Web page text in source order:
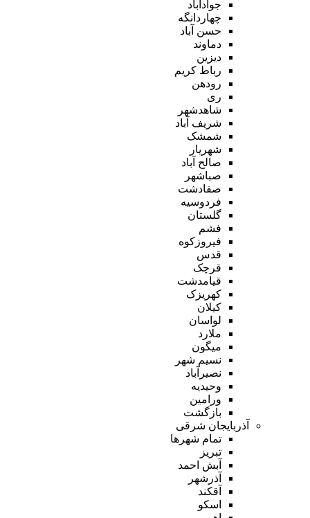
جوادآباد
چهاردانگه
حسن آباد
دماوند
دیزین
رباط کریم
رودهن
ری
شاهدشهر
شریف آباد
شمشک
شهریار
صالح آباد
صباشهر
صفادشت
فردوسیه
گلستان
فشم
فیروزکوه
قدس
قرچک
قیامدشت
کهریزک
کیلان
لواسان
ملارد
میگون
نسیم شهر
نصیرآباد
وحیدیه
ورامین
بازگشت
آذربایجان شرقی
تمام شهر‌ها
تبریز
آبش احمد
آذرشهر
آقکند
اسکو